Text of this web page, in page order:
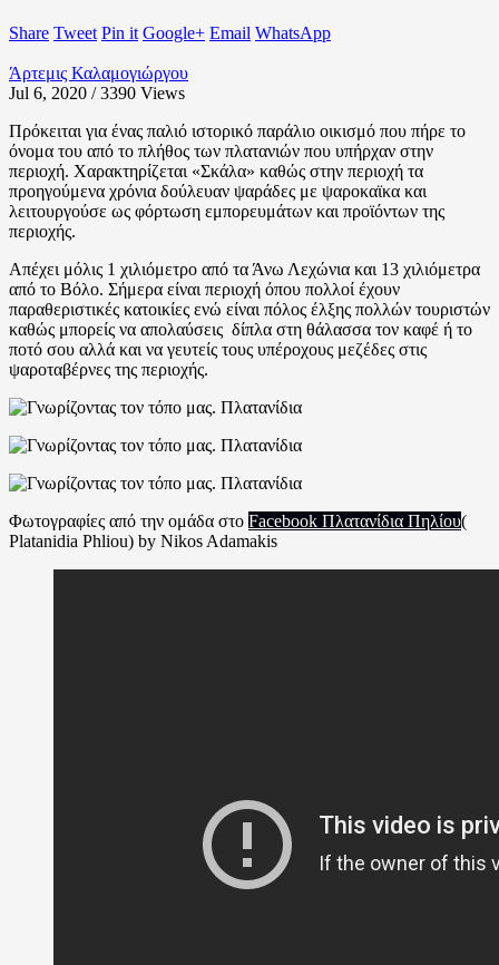
Share Tweet Pin it Google+ Email WhatsApp
Άρτεμις Καλαμογιώργου
Jul 6, 2020 / 3390 Views
Πρόκειται για ένας παλιό ιστορικό παράλιο οικισμό που πήρε το
όνομα του από το πλήθος των πλατανιών που υπήρχαν στην
περιοχή. Χαρακτηρίζεται «Σκάλα» καθώς στην περιοχή τα
προηγούμενα χρόνια δούλευαν ψαράδες με ψαροκαϊκα και
λειτουργούσε ως φόρτωση εμπορευμάτων και προϊόντων της
περιοχής.
Απέχει μόλις 1 χιλιόμετρο από τα Άνω Λεχώνια και 13 χιλιόμετρα
από το Βόλο. Σήμερα είναι περιοχή όπου πολλοί έχουν
παραθεριστικές κατοικίες ενώ είναι πόλος έλξης πολλών τουριστών
καθώς μπορείς να απολαύσεις δίπλα στη θάλασσα τον καφέ ή το
ποτό σου αλλά και να γευτείς τους υπέροχους μεζέδες στις
ψαροταβέρνες της περιοχής.
Φωτογραφίες από την ομάδα στο Facebook Πλατανίδια Πηλίου(
Platanidia Phliou) by Nikos Adamakis